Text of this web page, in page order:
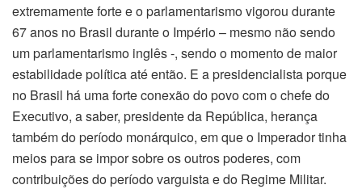
extremamente forte e o parlamentarismo vigorou durante
67 anos no Brasil durante o Império – mesmo não sendo
um parlamentarismo inglês -, sendo o momento de maior
estabilidade política até então. E a presidencialista porque
no Brasil há uma forte conexão do povo com o chefe do
Executivo, a saber, presidente da República, herança
também do período monárquico, em que o Imperador tinha
meios para se impor sobre os outros poderes, com
contribuições do período varguista e do Regime Militar.